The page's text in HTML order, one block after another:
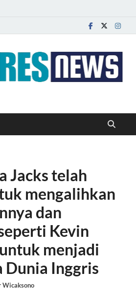
NEWS
Jacks telah
mengalihkan
dan
Kevin
menjadi
Dunia Inggris
Wicaksono